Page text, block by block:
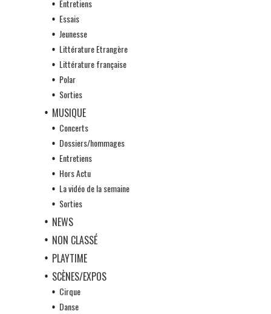
Entretiens
Essais
Jeunesse
Littérature Etrangère
Littérature française
Polar
Sorties
MUSIQUE
Concerts
Dossiers/hommages
Entretiens
Hors Actu
La vidéo de la semaine
Sorties
NEWS
NON CLASSÉ
PLAYTIME
SCÈNES/EXPOS
Cirque
Danse